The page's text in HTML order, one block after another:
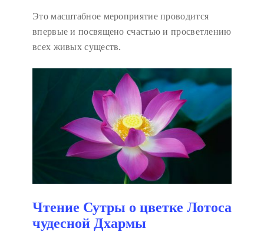
Это масштабное мероприятие проводится
впервые и посвящено счастью и просветлению
всех живых существ.
Чтение Сутры о цветке Лотоса
чудесной Дхармы